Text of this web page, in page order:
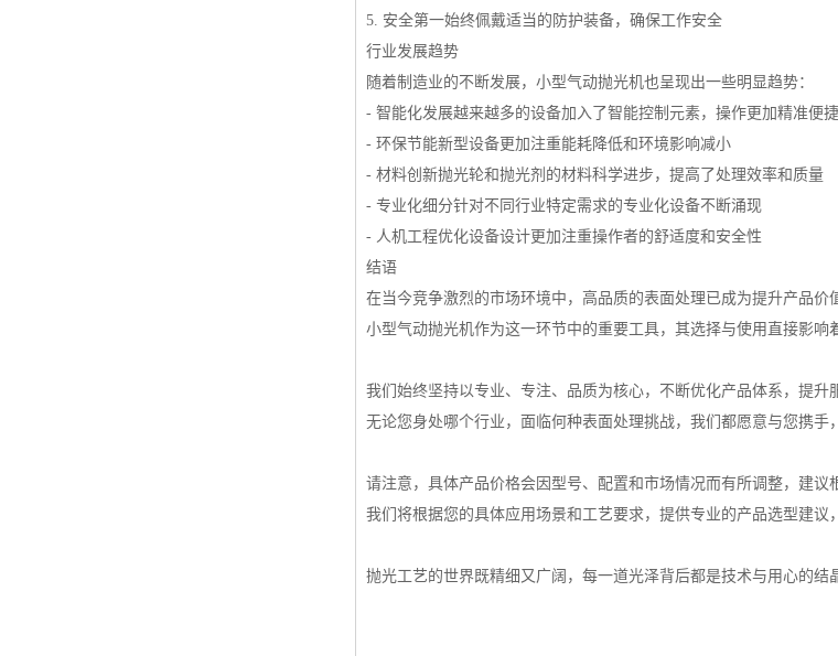
5. 安全第一始终佩戴适当的防护装备，确保工作安全
行业发展趋势
随着制造业的不断发展，小型气动抛光机也呈现出一些明显趋势：
- 智能化发展越来越多的设备加入了智能控制元素，操作更加精准便捷
- 环保节能新型设备更加注重能耗降低和环境影响减小
- 材料创新抛光轮和抛光剂的材料科学进步，提高了处理效率和质量
- 专业化细分针对不同行业特定需求的专业化设备不断涌现
- 人机工程优化设备设计更加注重操作者的舒适度和安全性
结语
在当今竞争激烈的市场环境中，高品质的表面处理已成为提升产品价
小型气动抛光机作为这一环节中的重要工具，其选择与使用直接影响
我们始终坚持以专业、专注、品质为核心，不断优化产品体系，提升
无论您身处哪个行业，面临何种表面处理挑战，我们都愿意与您携手
请注意，具体产品价格会因型号、配置和市场情况而有所调整，建议
我们将根据您的具体应用场景和工艺要求，提供专业的产品选型建议
抛光工艺的世界既精细又广阔，每一道光泽背后都是技术与用心的结